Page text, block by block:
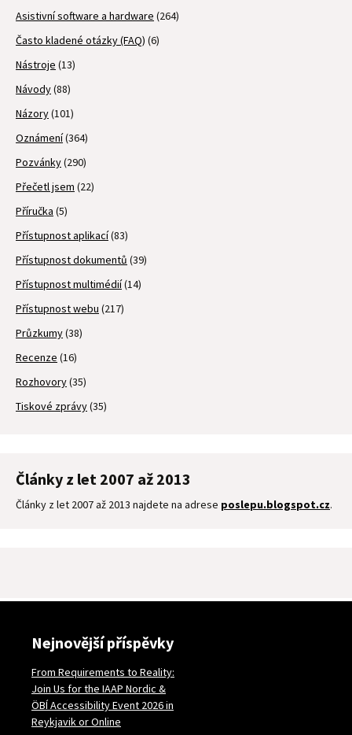
Asistivní software a hardware (264)
Často kladené otázky (FAQ) (6)
Nástroje (13)
Návody(88)
Názory(101)
Oznámení(364)
Pozvánky(290)
Přečetl jsem (22)
Příručka (5)
Přístupnost aplikací(83)
Přístupnost dokumentů (39)
Přístupnost multimédií(14)
Přístupnost webu (217)
Průzkumy(38)
Recenze (16)
Rozhovory(35)
Tiskové zprávy(35)
Články z let 2007 až 2013
Články z let 2007 až 2013 najdete na adrese poslepu.blogspot.cz.
Nejnovější příspěvky
From Requirements to Reality:
Join Us for the IAAP Nordic &
ÖBÍ Accessibility Event 2026 in
Reykjavik or Online